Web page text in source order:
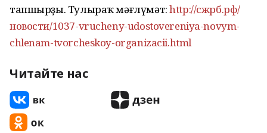
тапшырҙы. Тулыраҡ мәғлүмәт:http://сжрб.рф/
новости/1037-vrucheny-udostovereniya-novym-
chlenam-tvorcheskoy-organizacii.html
Читайте нас